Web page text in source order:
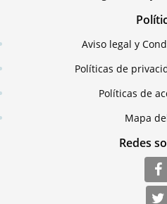
Aviso legal y
Políticas de
Políticas de
Mapa
Redes